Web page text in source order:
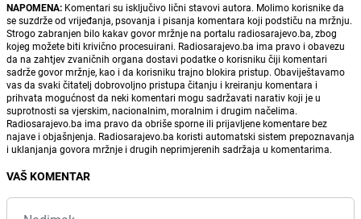
NAPOMENA: Komentari su isključivo lični stavovi autora. Molimo korisnike da
se suzdrže od vrijeđanja, psovanja i pisanja komentara koji podstiču na mržnju.
Strogo zabranjen bilo kakav govor mržnje na portalu radiosarajevo.ba, zbog
kojeg možete biti krivično procesuirani. Radiosarajevo.ba ima pravo i obavezu
da na zahtjev zvaničnih organa dostavi podatke o korisniku čiji komentari
sadrže govor mržnje, kao i da korisniku trajno blokira pristup. Obaviještavamo
vas da svaki čitatelj dobrovoljno pristupa čitanju i kreiranju komentara i
prihvata mogućnost da neki komentari mogu sadržavati narativ koji je u
suprotnosti sa vjerskim, nacionalnim, moralnim i drugim načelima.
Radiosarajevo.ba ima pravo da obriše sporne ili prijavljene komentare bez
najave i objašnjenja. Radiosarajevo.ba koristi automatski sistem prepoznavanja
i uklanjanja govora mržnje i drugih neprimjerenih sadržaja u komentarima.
VAŠ KOMENTAR